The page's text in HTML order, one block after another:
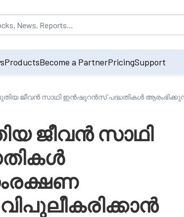
populated by default on accessing the input field.
ProductsBecome a PartnerPricingSupport
ജീവൻ സാഥി ഇൻഷുറൻസ് പദ്ധതികൾ
ജീവൻ സാഥി